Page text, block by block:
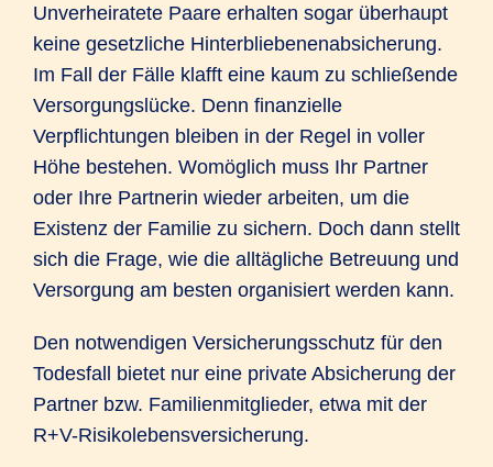
Unverheiratete Paare erhalten sogar überhaupt
keine gesetzliche Hinterbliebenenabsicherung.
Im Fall der Fälle klafft eine kaum zu schließende
Versorgungslücke. Denn finanzielle
Verpflichtungen bleiben in der Regel in voller
Höhe bestehen. Womöglich muss Ihr Partner
oder Ihre Partnerin wieder arbeiten, um die
Existenz der Familie zu sichern. Doch dann stellt
sich die Frage, wie die alltägliche Betreuung und
Versorgung am besten organisiert werden kann.
Den notwendigen Versicherungsschutz für den
Todesfall bietet nur eine private Absicherung der
Partner bzw. Familienmitglieder, etwa mit der
R+V-Risikolebensversicherung.